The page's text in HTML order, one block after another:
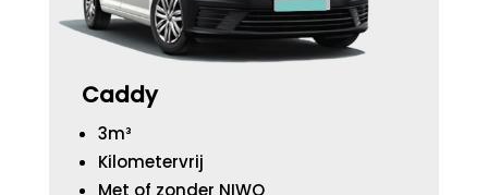
Caddy
3m³
Kilometervrij
Met of zonder NIWO